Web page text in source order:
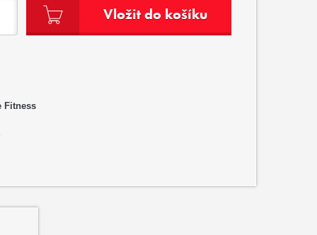
Vložit do košíku
Fitness